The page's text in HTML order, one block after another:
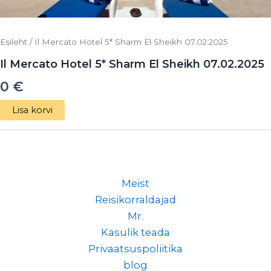
Esileht / Il Mercato Hotel 5* Sharm El Sheikh 07.02.2025
Il Mercato Hotel 5* Sharm El Sheikh 07.02.2025
0 €
Lisa korvi
Meist
Reisikorraldajad
Mr.
Kasulik teada
Privaatsuspoliitika
blog